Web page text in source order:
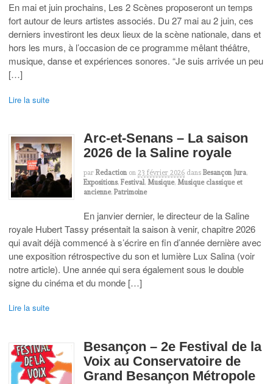
En mai et juin prochains, Les 2 Scènes proposeront un temps
fort autour de leurs artistes associés. Du 27 mai au 2 juin, ces
derniers investiront les deux lieux de la scène nationale, dans et
hors les murs, à l’occasion de ce programme mêlant théâtre,
musique, danse et expériences sonores. “Je suis arrivée un peu
[…]
Lire la suite
Arc-et-Senans – La saison
2026 de la Saline royale
par Redaction on 23 février 2026 dans Besançon Jura,
Expositions, Festival, Musique, Musique classique et
ancienne, Patrimoine
En janvier dernier, le directeur de la Saline
royale Hubert Tassy présentait la saison à venir, chapitre 2026
qui avait déjà commencé à s’écrire en fin d’année dernière avec
une exposition rétrospective du son et lumière Lux Salina (voir
notre article). Une année qui sera également sous le double
signe du cinéma et du monde […]
Lire la suite
Besançon – 2e Festival de la
Voix au Conservatoire de
Grand Besançon Métropole